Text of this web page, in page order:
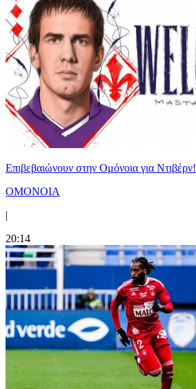
Επιβεβαιώνουν στην Ομόνοια για Ντιβέρν!
ΟΜΟΝΟΙΑ
|
20:14